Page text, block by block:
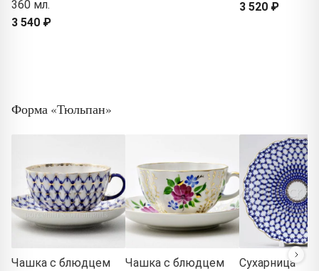
360 мл.
3 540 ₽
3 520 ₽
Форма «Тюльпан»
Чашка с блюдцем
Чашка с блюдцем
Сухарница